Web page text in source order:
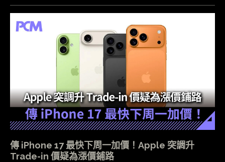
傳 iPhone 17 最快下周一加價！Apple 突調升
Trade-in 價疑為漲價鋪路